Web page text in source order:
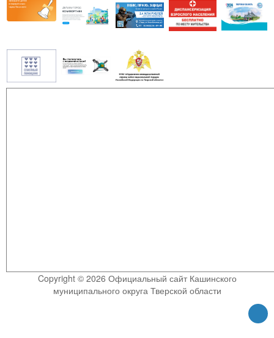
Copyright © 2026 Официальный сайт Кашинского
муниципального округа Тверской области